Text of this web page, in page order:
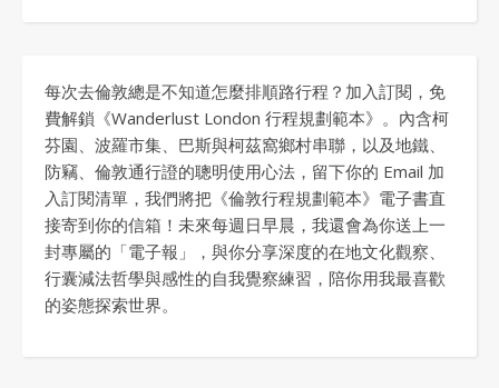
每次去倫敦總是不知道怎麼排順路行程？加入訂閱，免
費解鎖《Wanderlust London 行程規劃範本》。內含柯
芬園、波羅市集、巴斯與柯茲窩鄉村串聯，以及地鐵、
防竊、倫敦通行證的聰明使用心法，留下你的 Email 加
入訂閱清單，我們將把《倫敦行程規劃範本》電子書直
接寄到你的信箱！未來每週日早晨，我還會為你送上一
封專屬的「電子報」，與你分享深度的在地文化觀察、
行囊減法哲學與感性的自我覺察練習，陪你用我最喜歡
的姿態探索世界。